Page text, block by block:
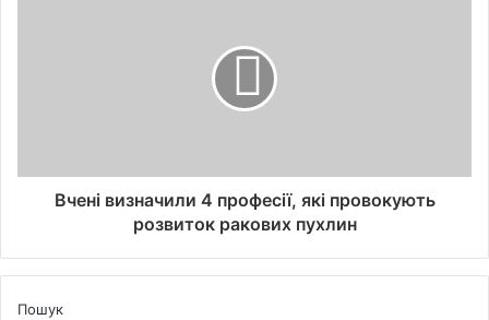
Вчені визначили 4 професії, які провокують
розвиток ракових пухлин
Пошук